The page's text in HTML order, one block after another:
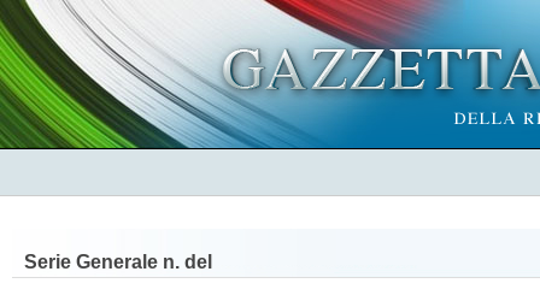
Serie Generale n. del